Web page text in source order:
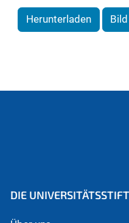
Herunterladen
DIE